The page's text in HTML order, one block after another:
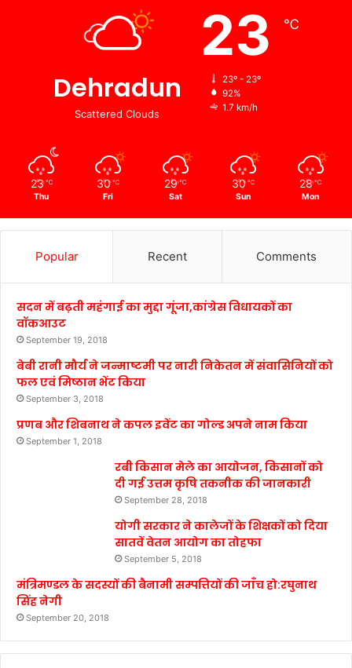
Dehradun
Scattered Clouds
23 ℃
23º - 23º
92%
1.7 km/h
23 ℃
Thu
30 ℃
Fri
29 ℃
Sat
30 ℃
Sun
28 ℃
Mon
Popular Recent Comments
सदन में बढ़ती महंगाई का मुद्दा गूंजा,कांग्रेस विधायकों का
वॉकआउट
September 19, 2018
बेबी रानी मौर्य ने जन्माष्टमी पर नारी निकेतन में संवासिनियों को
फल एवं मिष्ठान भेंट किया
September 3, 2018
प्रणब और शिबनाथ ने कपल इवेंट का गोल्ड अपने नाम किया
September 1, 2018
रबी किसान मेले का आयोजन, किसानों को
दी गई उत्तम कृषि तकनीक की जानकारी
September 28, 2018
योगी सरकार ने कालेजों के शिक्षकों को दिया
सातवें वेतन आयोग का तोहफा
September 5, 2018
मंत्रिमण्डल के सदस्यों की बैनामी सम्पत्तियों की जाँच हो:रघुनाथ
सिंह नेगी
September 20, 2018